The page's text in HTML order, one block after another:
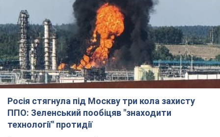
Росія стягнула під Москву три кола захисту
ППО: Зеленський пообіцяв "знаходити
технології" протидії